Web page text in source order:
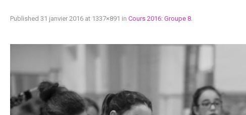
Published 31 janvier 2016 at 1337×891 in Cours 2016: Groupe 8.